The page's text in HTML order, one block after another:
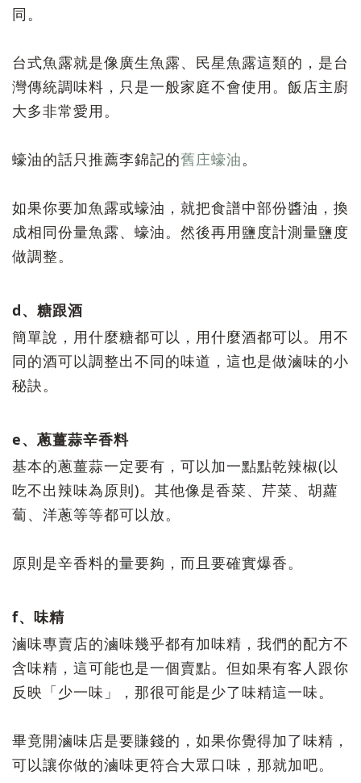
同。
台式魚露就是像廣生魚露、民星魚露這類的，是台
灣傳統調味料，只是一般家庭不會使用。飯店主廚
大多非常愛用。
蠔油的話只推薦李錦記的舊庄蠔油。
如果你要加魚露或蠔油，就把食譜中部份醬油，換
成相同份量魚露、蠔油。然後再用鹽度計測量鹽度
做調整。
d、糖跟酒
簡單說，用什麼糖都可以，用什麼酒都可以。用不
同的酒可以調整出不同的味道，這也是做滷味的小
秘訣。
e、蔥薑蒜辛香料
基本的蔥薑蒜一定要有，可以加一點點乾辣椒(以
吃不出辣味為原則)。其他像是香菜、芹菜、胡蘿
蔔、洋蔥等等都可以放。
原則是辛香料的量要夠，而且要確實爆香。
f、味精
滷味專賣店的滷味幾乎都有加味精，我們的配方不
含味精，這可能也是一個賣點。但如果有客人跟你
反映「少一味」，那很可能是少了味精這一味。
畢竟開滷味店是要賺錢的，如果你覺得加了味精，
可以讓你做的滷味更符合大眾口味，那就加吧。